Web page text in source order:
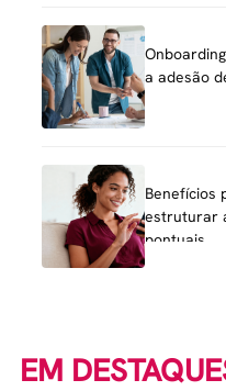
a adesão
Benefícios
estruturar
pontuais
EM